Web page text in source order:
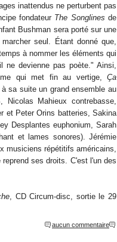
inattendus ne perturbent pas
fondateur The Songlines de
Bushman sera porté sur une
seul. Étant donné que,
à nommer les éléments qui
devienne pas poète." Ainsi,
qui met fin au vertige, Ça
sa suite un grand ensemble au
Nicolas Mahieux contrebasse,
et Peter Orins batteries, Sakina
Desplantes euphonium, Sarah
et lames sonores). Jérémie
musiciens répétitifs américains,
ses droits. C'est l'un des
, CD Circum-disc, sortie le 29
aucun commentaire